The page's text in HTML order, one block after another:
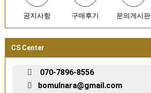
공지사항 구매후기 문의게시판
CS Center
070-7896-8556
bomulnara@gmail.com